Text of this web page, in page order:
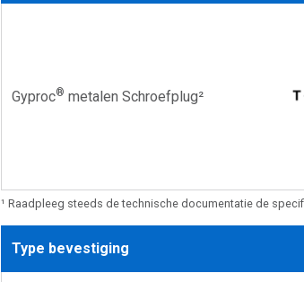
Gyproc® metalen Schroefplug²
¹ Raadpleeg steeds de technische documentatie de
Type bevestiging